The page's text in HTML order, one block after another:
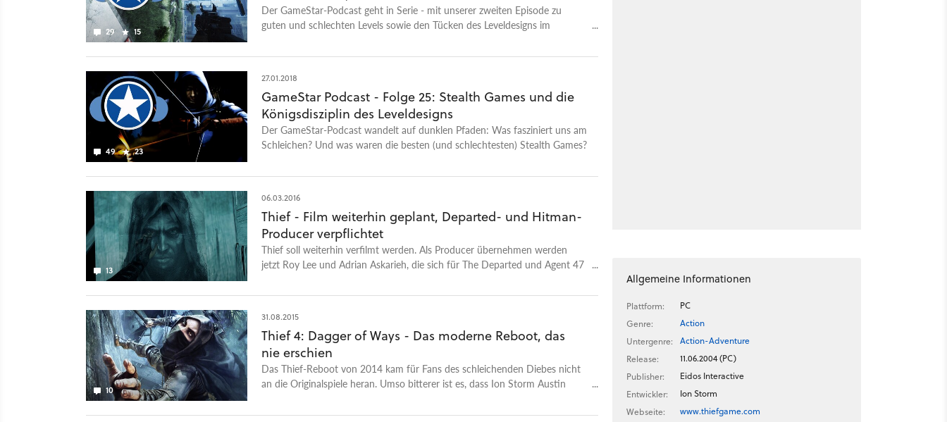
29 15
Der GameStar-Podcast geht in Serie - mit unserer zweiten Episode zu
guten und schlechten Levels sowie den Tücken des Leveldesigns im
49 23
27.01.2018
GameStar Podcast - Folge 25: Stealth Games und die
Königsdisziplin des Leveldesigns
Der GameStar-Podcast wandelt auf dunklen Pfaden: Was fasziniert uns am
Schleichen? Und was waren die besten (und schlechtesten) Stealth Games?
13
06.03.2016
Thief - Film weiterhin geplant, Departed- und Hitman-
Producer verpflichtet
Thief soll weiterhin verfilmt werden. Als Producer übernehmen werden
jetzt Roy Lee und Adrian Askarieh, die sich für The Departed und Agent 47
10
31.08.2015
Thief 4: Dagger of Ways - Das moderne Reboot, das
nie erschien
Das Thief-Reboot von 2014 kam für Fans des schleichenden Diebes nicht
an die Originalspiele heran. Umso bitterer ist es, dass Ion Storm Austin
tatsächlich an einem Reboot gearbeitet haben, das allerdings noch im
Allgemeine Informationen
Plattform:
PC
Genre:
Action
Untergenre:
Action-Adventure
Release:
11.06.2004 (PC)
Publisher:
Eidos Interactive
Entwickler:
Ion Storm
Webseite:
www.thiefgame.com